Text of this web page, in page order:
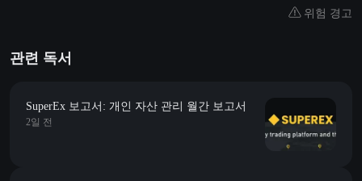
위험 경고
관련 독서
SuperEx 보고서: 개인 자산 관리 월간 보고서
2일 전